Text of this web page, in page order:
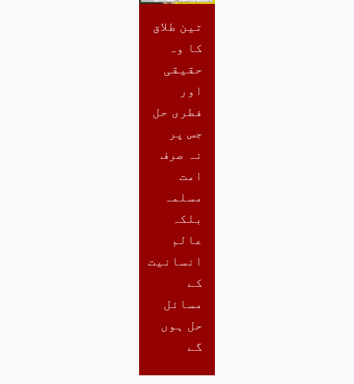
تین طلاق
کا وہ
حقیقی
اور
فطری حل
جس پر
نہ صرف
امت
مسلمہ
بلکہ
عالم
انسانیت
کے
مسائل
حل ہوں
گے